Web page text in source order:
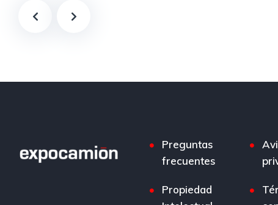
Preguntas
frecuentes
Propiedad